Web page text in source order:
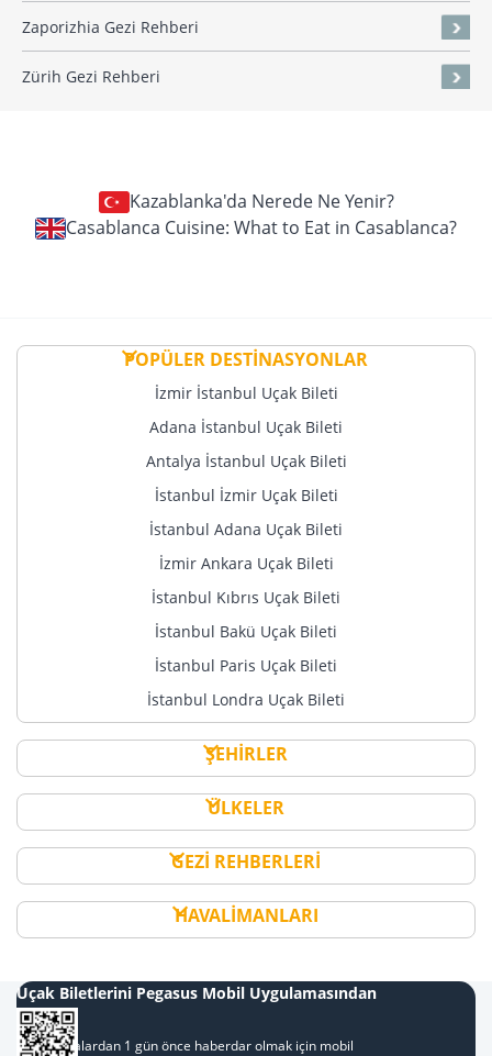
Zaporizhia Gezi Rehberi
Zürih Gezi Rehberi
Kazablanka'da Nerede Ne Yenir?
Casablanca Cuisine: What to Eat in Casablanca?
POPÜLER DESTİNASYONLAR
İzmir İstanbul Uçak Bileti
Adana İstanbul Uçak Bileti
Antalya İstanbul Uçak Bileti
İstanbul İzmir Uçak Bileti
İstanbul Adana Uçak Bileti
İzmir Ankara Uçak Bileti
İstanbul Kıbrıs Uçak Bileti
İstanbul Bakü Uçak Bileti
İstanbul Paris Uçak Bileti
İstanbul Londra Uçak Bileti
ŞEHİRLER
ÜLKELER
GEZİ REHBERLERİ
HAVALİMANLARI
Uçak Biletlerini Pegasus Mobil Uygulamasından
Al
Kampanyalardan 1 gün önce haberdar olmak için mobil